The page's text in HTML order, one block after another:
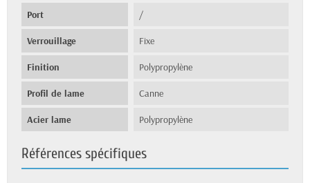
Port /
Verrouillage Fixe
Finition Polypropylène
Profil de lame Canne
Acier lame Polypropylène
Références spécifiques